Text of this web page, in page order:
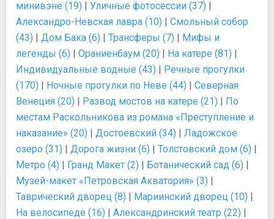
минивэне (19) | Уличные фотосессии (37) |
Александро-Невская лавра (10) | Смольный собор
(43) | Дом Бака (6) | Трансферы (7) | Мифы и
легенды (6) | Ораниенбаум (20) | На катере (81) |
Индивидуальные водные (43) | Речные прогулки
(170) | Ночные прогулки по Неве (44) | Северная
Венеция (20) | Развод мостов на катере (21) | По
местам Раскольникова из романа «Преступление и
наказание» (20) | Достоевский (34) | Ладожское
озеро (31) | Дорога жизни (6) | Толстовский дом (6) |
Метро (4) | Гранд Макет (2) | Ботанический сад (6) |
Музей-макет «Петровская Акватория» (3) |
Таврический дворец (8) | Мариинский дворец (10) |
На велосипеде (16) | Александринский театр (22) |